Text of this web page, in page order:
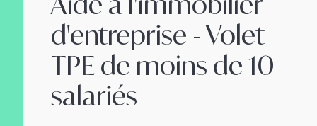
d'entreprise - Volet
TPE de moins de 10
salariés